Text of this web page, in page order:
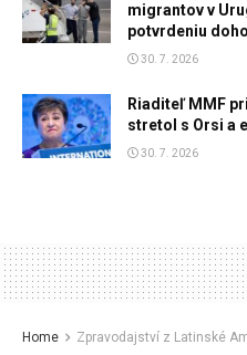
migrantov v
potvrdeniu
30. 7. 2026
Riaditeľ MMF
stretol s Orsi a
30. 7. 2026
Home Zpravodajství z Latinské